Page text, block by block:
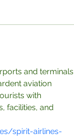
and terminals
aviation
with
facilities, and
spirit-airlines-